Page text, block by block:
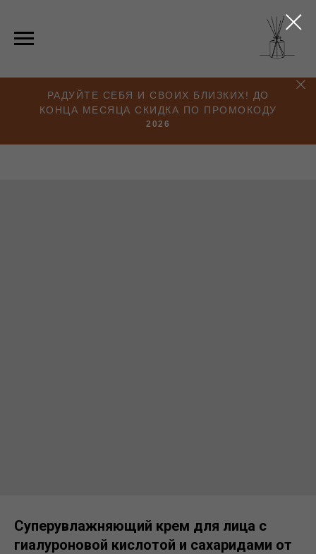
РАДУЙТЕ СЕБЯ И СВОИХ БЛИЗКИХ! ДО
КОНЦА МЕСЯЦА СКИДКА ПО ПРОМОКОДУ
2026
Суперувлажняющий крем для лица с
гиалуроновой кислотой и сахаридами от